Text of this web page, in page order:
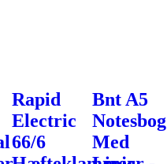
Rapid
Electric
66/6
Bnt A5
Notesbog
Med